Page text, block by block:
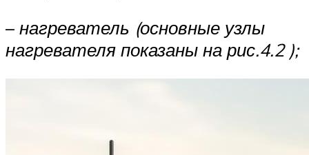
– нагреватель (основные узлы
нагревателя показаны на рис.4.2 );